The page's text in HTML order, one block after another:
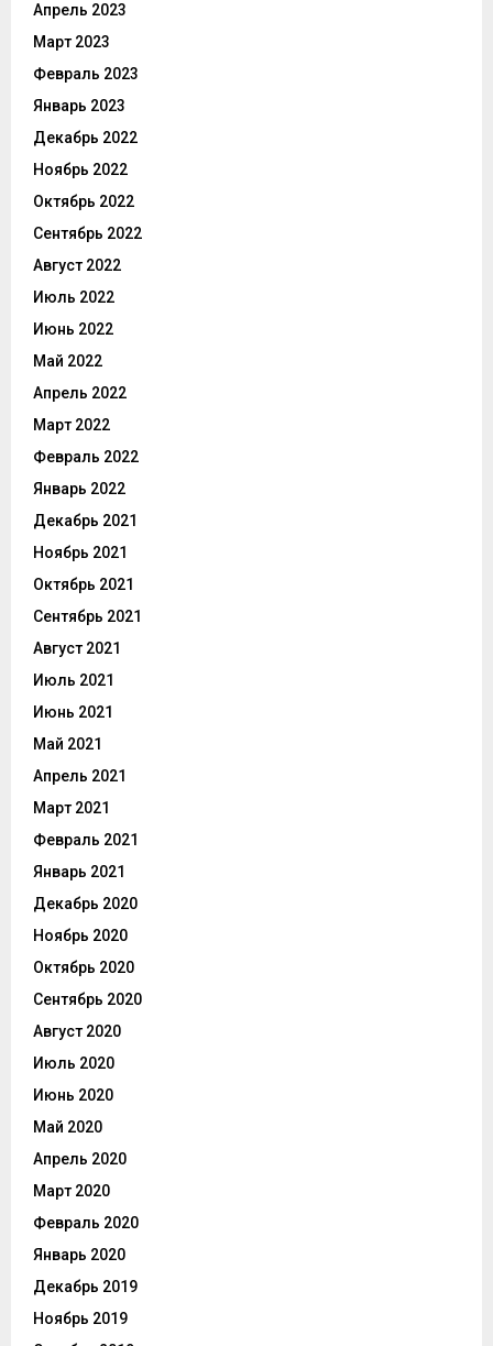
Апрель 2023
Март 2023
Февраль 2023
Январь 2023
Декабрь 2022
Ноябрь 2022
Октябрь 2022
Сентябрь 2022
Август 2022
Июль 2022
Июнь 2022
Май 2022
Апрель 2022
Март 2022
Февраль 2022
Январь 2022
Декабрь 2021
Ноябрь 2021
Октябрь 2021
Сентябрь 2021
Август 2021
Июль 2021
Июнь 2021
Май 2021
Апрель 2021
Март 2021
Февраль 2021
Январь 2021
Декабрь 2020
Ноябрь 2020
Октябрь 2020
Сентябрь 2020
Август 2020
Июль 2020
Июнь 2020
Май 2020
Апрель 2020
Март 2020
Февраль 2020
Январь 2020
Декабрь 2019
Ноябрь 2019